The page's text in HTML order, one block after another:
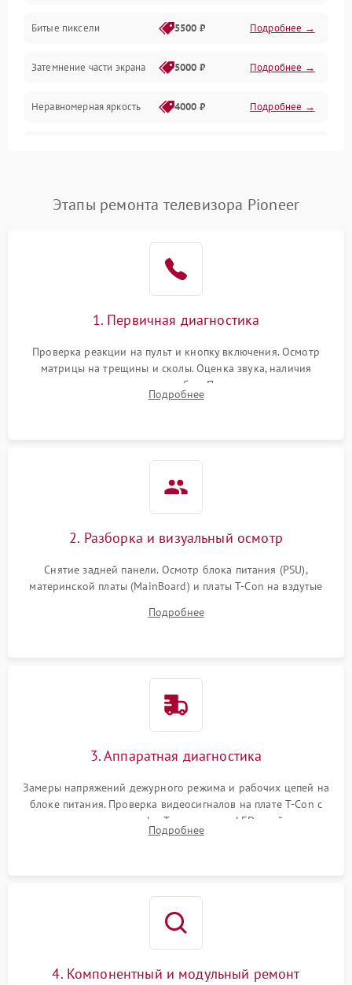
Механические повреждения
Программное обеспечение
Сеть и подключения
Битые пиксели 5500 ₽ Подробнее →
Затемнение части экрана 5000 ₽ Подробнее →
Неравномерная яркость 4000 ₽ Подробнее →
Этапы ремонта телевизора Pioneer
1. Первичная диагностика
Проверка реакции на пульт и кнопку включения. Осмотр
матрицы на трещины и сколы. Оценка звука, наличия
подсветки и индикаторов ошибок. Подключение тестовых
источников сигнала для выявления симптомов поломки.
Подробнее
2. Разборка и визуальный осмотр
Снятие задней панели. Осмотр блока питания (PSU),
материнской платы (MainBoard) и платы T-Con на вздутые
Проверка надежности фиксации и целостности шлейфов.
Подробнее
3. Аппаратная диагностика
Замеры напряжений дежурного режима и рабочих цепей на
блоке питания. Проверка видеосигналов на плате T-Con с
помощью осциллографа. Тестирование LED-драйвера и
светодиодных планок подсветки мультиметром.
Подробнее
4. Компонентный и модульный ремонт